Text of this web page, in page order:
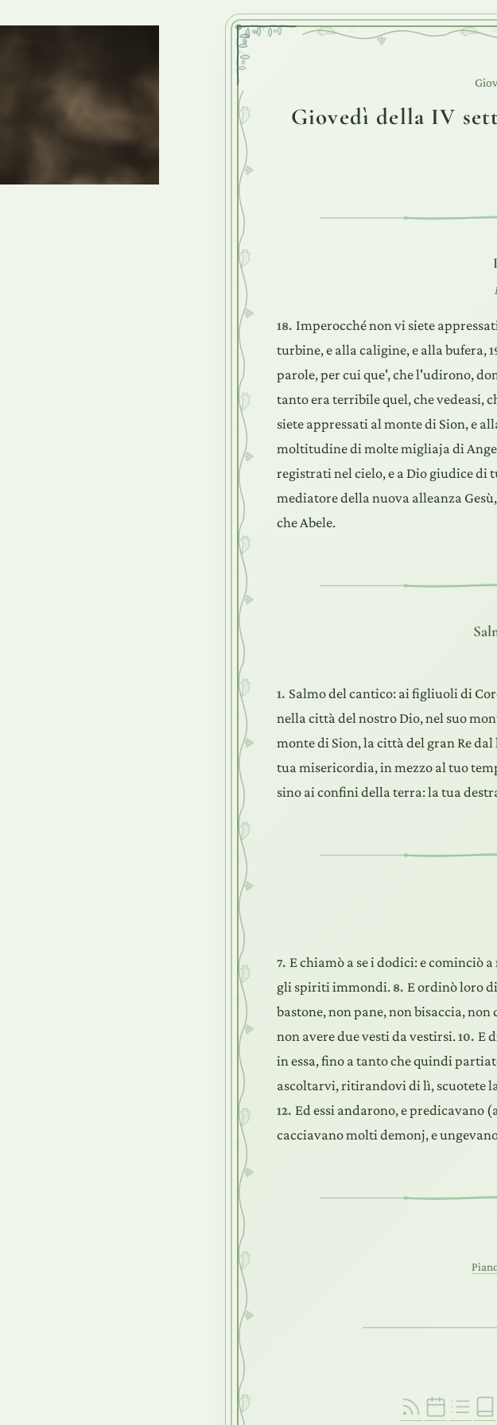
Giovedì della IV
18. Imperocché non vi siete
turbine, e alla caligine, e alla bufera,
parole, per cui que', che l'udirono,
tanto era terribile quel, che vedeasi,
siete appressati al monte di Sion, e
moltitudine di molte migliaja di
registrati nel cielo, e a Dio giudice
mediatore della nuova alleanza
che Abele.
1. Salmo del cantico: ai figliuoli di
nella città del nostro Dio, nel suo
monte di Sion, la città del gran Re
tua misericordia, in mezzo al tuo
sino ai confini della terra: la tua
7. E chiamò a se i dodici: e cominciò
gli spiriti immondi. 8. E ordinò loro
bastone, non pane, non bisaccia, non
non avere due vesti da vestirsi.10. E
in essa, fino a tanto che quindi
ascoltarvi, ritirandovi di lì, scuotete
12. Ed essi andarono, e predicavano
cacciavano molti demonj, e